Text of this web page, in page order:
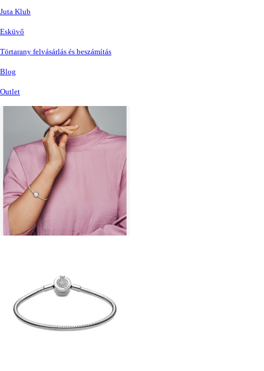
Juta Klub
Esküvő
Törtarany felvásárlás és beszámítás
Blog
Outlet